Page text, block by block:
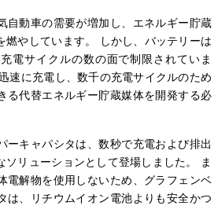
自動車の需要が増加し、エネルギー貯蔵
燃やしています。 しかし、バッテリーは
電サイクルの数の面で制限されていま
速に充電し、数千の充電サイクルのため
る代替エネルギー貯蔵媒体を開発する必
ーキャパシタは、数秒で充電および排出
ソリューションとして登場しました。 ま
電解物を使用しないため、グラフェンベ
は、リチウムイオン電池よりも安全かつ